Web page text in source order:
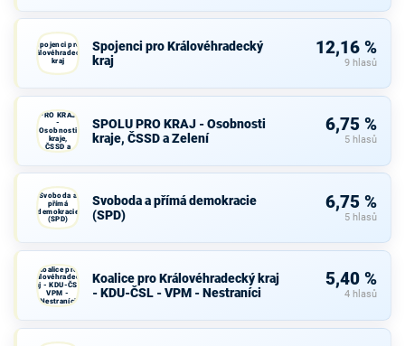
Spojenci pro
Královéhradecký
kraj
Spojenci pro Královéhradecký
kraj
12,16 %
9 hlasů
PRO KRAJ
-
Osobnosti
kraje,
ČSSD a
Zelení
SPOLU PRO KRAJ - Osobnosti
kraje, ČSSD a Zelení
6,75 %
5 hlasů
Svoboda a
přímá
demokracie
(SPD)
Svoboda a přímá demokracie
(SPD)
6,75 %
5 hlasů
Koalice pro
Královéhradecký
kraj - KDU-ČSL -
VPM -
Nestraníci
Koalice pro Královéhradecký kraj
- KDU-ČSL - VPM - Nestraníci
5,40 %
4 hlasů